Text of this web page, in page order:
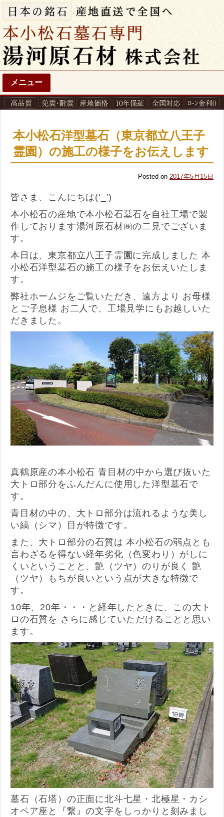
メニュー
本小松石洋型墓石（東京都立八王子
霊園）の施工の様子をお伝えします
Posted on 2017年5月15日
皆さま、こんにちは(‘_’)
本小松石の産地で本小松石墓石を自社工場で製
作しております湯河原石材㈱の二見でございま
す。
本日は、東京都立八王子霊園に完成しました 本
小松石洋型墓石の施工の様子をお伝えいたしま
す。
弊社ホームジをご覧いただき、遠方より お母様
とご子息様 お二人で、工場見学にもお越しいた
だきました。
真鶴原産の本小松石 青目材の中から選び抜いた
大トロ部分をふんだんに使用した洋型墓石で
す。
青目材の中の、大トロ部分は流れるような美し
い縞（シマ）目が特徴です。
また、大トロ部分の石質は 本小松石の弱点とも
言わざるを得ない経年劣化（色変わり）がしに
くいということと、艶（ツヤ）のりが良く 艶
（ツヤ）もちが良いという点が大きな特徴で
す。
10年、20年・・・と経年したときに、この大ト
ロの石質を さらに感じていただけることと思い
ます。
墓石（石塔）の正面に北斗七星・北極星・カシ
オペア座と『繋』の文字をしっかりと刻みまし